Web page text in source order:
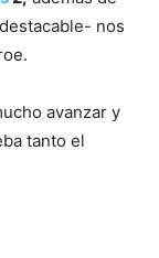
nos
avanzar y
tanto el